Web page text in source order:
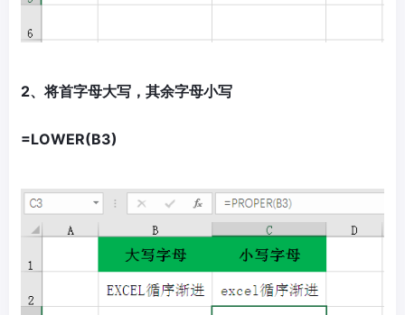
2、将首字母大写，其余字母小写
=LOWER(B3)